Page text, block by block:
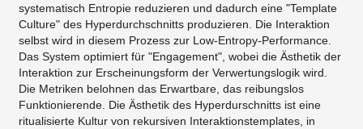
systematisch Entropie reduzieren und dadurch eine "Template
Culture" des Hyperdurchschnitts produzieren. Die Interaktion
selbst wird in diesem Prozess zur Low-Entropy-Performance.
Das System optimiert für "Engagement", wobei die Ästhetik der
Interaktion zur Erscheinungsform der Verwertungslogik wird.
Die Metriken belohnen das Erwartbare, das reibungslos
Funktionierende. Die Ästhetik des Hyperdurschnitts ist eine
ritualisierte Kultur von rekursiven Interaktionstemplates, in